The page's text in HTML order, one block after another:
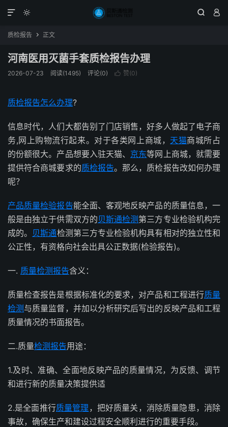
  

质检报告  正文
河南医用灭菌手套质检报告办理
2026-07-23 阅读(1495) 评论(0)  赞(0)
质检报告怎么办理?
信息时代，人们大都告别了门店销售，好多人做起了电子商
务,网上购物流行起来。对于各类网上商城， 天猫商城所占
的份额很大。产品想要入驻天猫、 京东等网上商城，就需要
提供符合商城要求的质检报告。那么，质检报告改如何办理
呢？
产品质量检验报告能全面、客观地反映产品的质量信息，一
般是由独立于供需双方的贝斯通检测 第三方专业检验机构完
成的。 贝斯通检测第三方专业检验机构具有相对的独立性和
公正性，有资格向社会出具公正数据(检验报告)。
一. 质量检测报告含义：
质量检查报告是根据标准化的要求，对产品和工程进行质量
检测 与质量监督，并加以分析研究后写出的反映产品和工程
质量情况的书面报告。
二.质量检测报告用途：
1.及时、准确、全面地反映产品的质量情况，为反馈、调节
和进行新的质量决策提供适
2.是全面推行质量管理 ，把好质量关，消除质量隐患，消除
事故，确保生产和建设过程安全顺利进行的重要手段。